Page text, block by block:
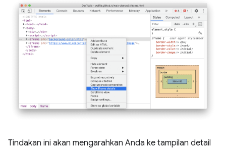
Tindakan ini akan mengarahkan Anda ke tampilan detail